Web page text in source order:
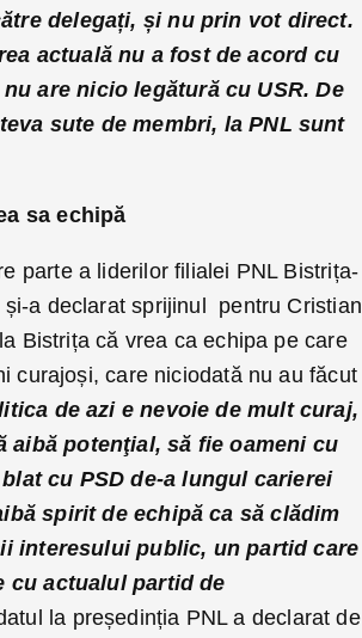
delegați, și nu prin vot direct.
actuală nu a fost de acord cu
are nicio legătură cu USR. De
sute de membri, la PNL sunt
sa echipă
parte a liderilor filialei PNL Bistrița-
a declarat sprijinul pentru Cristian
Bistrița că vrea ca echipa pe care
curajoși, care niciodată nu au făcut
de azi e nevoie de mult curaj,
aibă potenţial, să fie oameni cu
cu PSD de-a lungul carierei
spirit de echipă ca să clădim
interesului public, un partid care
cu actualul partid de
la președinția PNL a declarat de